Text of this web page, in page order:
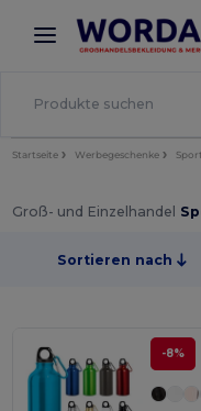
× Wordans App
Bessere Preise in
Startseite Werbegeschenke
Groß- und Einzelhandel
Sortieren nach
-8%